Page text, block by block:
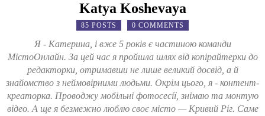
Katya Koshevaya
85 POSTS 0 COMMENTS
Я - Катерина, і вже 5 років є частиною команди
МістоОнлайн. За цей час я пройшла шлях від копірайтерки до
редакторки, отримавши не лише великий досвід, а й
знайомство з неймовірними людьми. Окрім цього, я - контент-
креаторка. Проводжу мобільні фотосесії, знімаю та монтую
відео. А ще я безмежно люблю своє місто — Кривий Ріг. Саме